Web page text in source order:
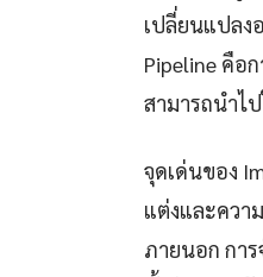
เปลี่ยนแปลง
Pipeline คือ
สามารถนำไ
จุดเด่นของ
แต่งและควา
ภายนอก กา